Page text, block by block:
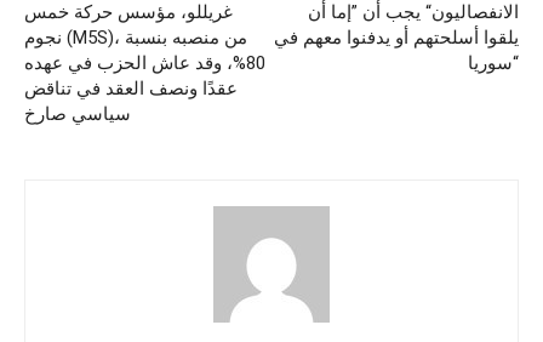
غريللو، مؤسس حركة خمس
نجوم (M5S)، من منصبه بنسبة
80%، وقد عاش الحزب في عهده
عقدًا ونصف العقد في تناقض
سياسي صارخ
الانفصاليون“ يجب أن ”إما أن
يلقوا أسلحتهم أو يدفنوا معهم في
سوريا“